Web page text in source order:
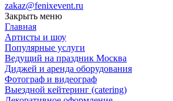
zakaz@fenixevent.ru
Закрыть меню
Главная
Артисты и шоу
Популярные услуги
Ведущий на праздник Москва
Диджей и аренда оборудования
Фотограф и видеограф
Выездной кейтеринг (catering)